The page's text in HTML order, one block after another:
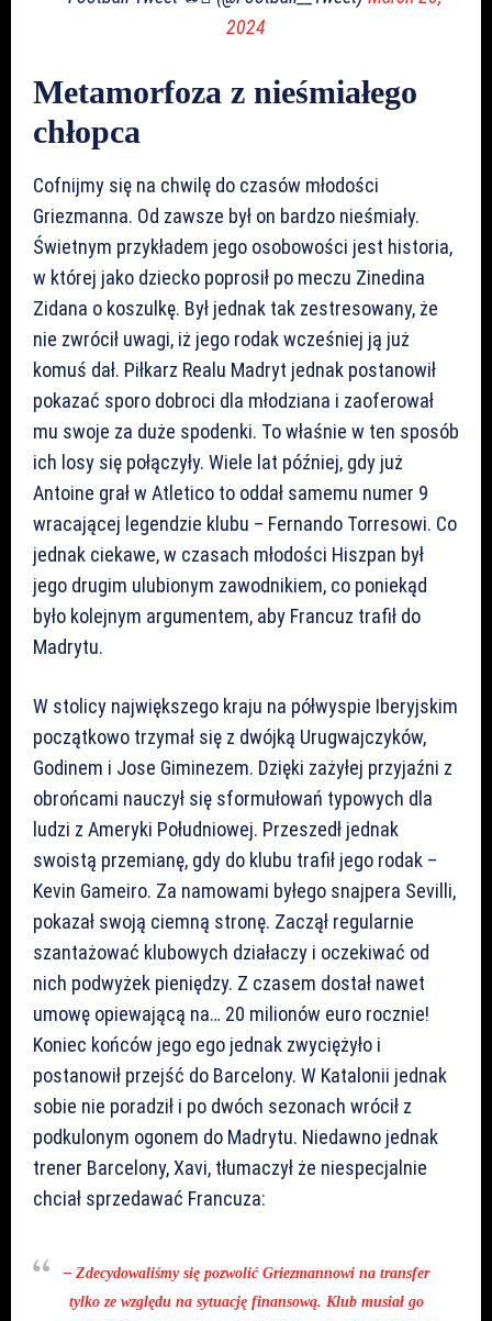
2024
Metamorfoza z nieśmiałego
chłopca
Cofnijmy się na chwilę do czasów młodości
Griezmanna. Od zawsze był on bardzo nieśmiały.
Świetnym przykładem jego osobowości jest historia,
w której jako dziecko poprosił po meczu Zinedina
Zidana o koszulkę. Był jednak tak zestresowany, że
nie zwrócił uwagi, iż jego rodak wcześniej ją już
komuś dał. Piłkarz Realu Madryt jednak postanowił
pokazać sporo dobroci dla młodziana i zaoferował
mu swoje za duże spodenki. To właśnie w ten sposób
ich losy się połączyły. Wiele lat później, gdy już
Antoine grał w Atletico to oddał samemu numer 9
wracającej legendzie klubu – Fernando Torresowi. Co
jednak ciekawe, w czasach młodości Hiszpan był
jego drugim ulubionym zawodnikiem, co poniekąd
było kolejnym argumentem, aby Francuz trafił do
Madrytu.
W stolicy największego kraju na półwyspie Iberyjskim
początkowo trzymał się z dwójką Urugwajczyków,
Godinem i Jose Giminezem. Dzięki zażyłej przyjaźni z
obrońcami nauczył się sformułowań typowych dla
ludzi z Ameryki Południowej. Przeszedł jednak
swoistą przemianę, gdy do klubu trafił jego rodak –
Kevin Gameiro. Za namowami byłego snajpera Sevilli,
pokazał swoją ciemną stronę. Zaczął regularnie
szantażować klubowych działaczy i oczekiwać od
nich podwyżek pieniędzy. Z czasem dostał nawet
umowę opiewającą na… 20 milionów euro rocznie!
Koniec końców jego ego jednak zwyciężyło i
postanowił przejść do Barcelony. W Katalonii jednak
sobie nie poradził i po dwóch sezonach wrócił z
podkulonym ogonem do Madrytu. Niedawno jednak
trener Barcelony, Xavi, tłumaczył że niespecjalnie
chciał sprzedawać Francuza:
– Zdecydowaliśmy się pozwolić Griezmannowi na transfer
tylko ze względu na sytuację finansową. Klub musiał go